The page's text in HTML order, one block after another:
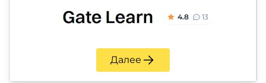
4.8 13
Далее